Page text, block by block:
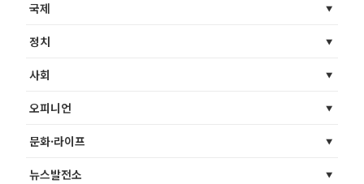
국제
정치
사회
오피니언
문화·라이프
뉴스발전소